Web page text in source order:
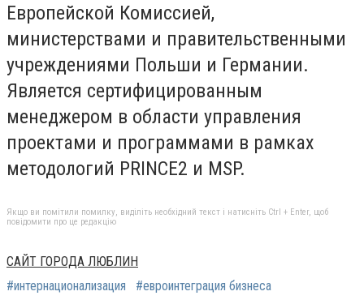
Европейской Комиссией,
министерствами и правительственными
учреждениями Польши и Германии.
Является сертифицированным
менеджером в области управления
проектами и программами в рамках
методологий PRINCE2 и MSP.
Якщо ви помітили помилку, виділіть необхідний текст і натисніть Ctrl + Enter, щоб
повідомити про це редакцію
САЙТ ГОРОДА ЛЮБЛИН
#интернационализация
#евроинтеграция бизнеса